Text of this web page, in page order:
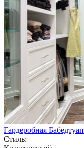
Гардеробная Бабедтуап
Стиль: